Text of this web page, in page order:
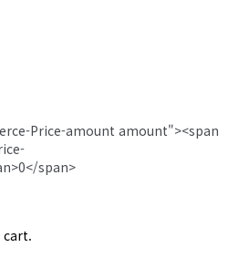
Price-amount amount"><span
span>
cart.